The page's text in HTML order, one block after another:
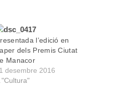
l’edició en
dels Premis Ciutat
Manacor
desembre 2016
"Cultura"